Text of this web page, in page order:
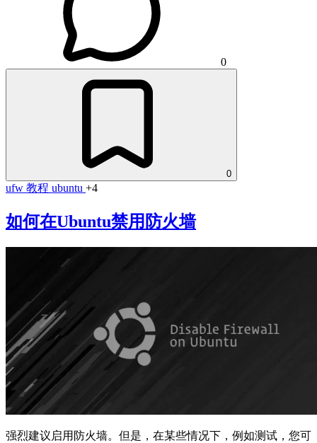
0
0
ufw 教程 ubuntu +4
如何在Ubuntu禁用防火墙
强烈建议启用防火墙。但是，在某些情况下，例如测试，您可